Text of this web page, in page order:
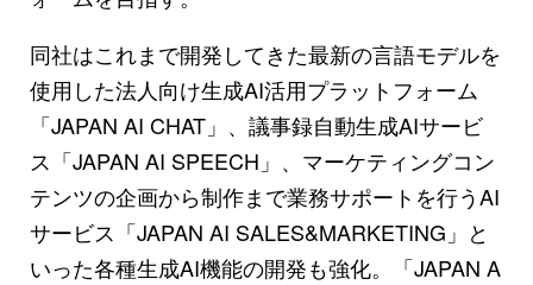
同社はこれまで開発してきた最新の言語モデルを
使用した法人向け生成AI活用プラットフォーム
「JAPAN AI CHAT」、議事録自動生成AIサービ
ス「JAPAN AI SPEECH」、マーケティングコン
テンツの企画から制作まで業務サポートを行うAI
サービス「JAPAN AI SALES&MARKETING」と
いった各種生成AI機能の開発も強化。「JAPAN A